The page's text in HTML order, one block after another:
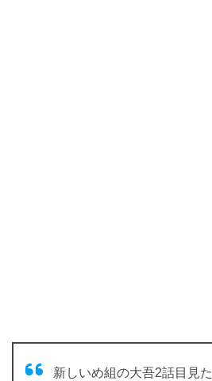
新しいめ組の大吾2話目見た